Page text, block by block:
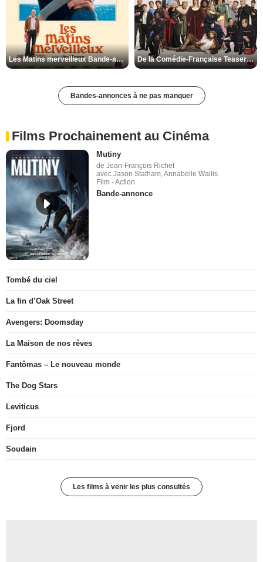
Les Matins merveilleux Bande-annonce VF De la Comédie-Française Teaser VF
Bandes-annonces à ne pas manquer
Films Prochainement au Cinéma
Mutiny
de Jean-François Richet
avec Jason Statham, Annabelle Wallis
Film - Action
Bande-annonce
Tombé du ciel
La fin d’Oak Street
Avengers: Doomsday
La Maison de nos rêves
Fantômas – Le nouveau monde
The Dog Stars
Leviticus
Fjord
Soudain
Les films à venir les plus consultés